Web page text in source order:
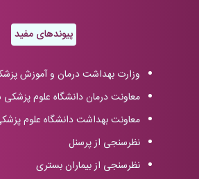
پیوندهای مفید
وزارت بهداشت درمان و آموزش
معاونت درمان دانشگاه علوم
معاونت بهداشت دانشگاه علوم
نظرسنجی از پرسنل
نظرسنجی از بیماران بستری